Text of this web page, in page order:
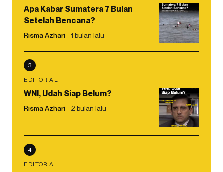
Apa Kabar Sumatera 7 Bulan
Setelah Bencana?
Risma Azhari 1 bulan lalu
3
EDITORIAL
WNI, Udah Siap Belum?
Risma Azhari 2 bulan lalu
4
EDITORIAL